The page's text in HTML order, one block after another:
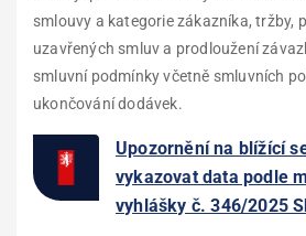
smlouvy a kategorie zákazníka, tržby,
uzavřených smluv a prodloužení
smluvní podmínky včetně smluvních
ukončování dodávek.
Upozornění na blížící
vykazovat data podle
vyhlášky č. 346/2025